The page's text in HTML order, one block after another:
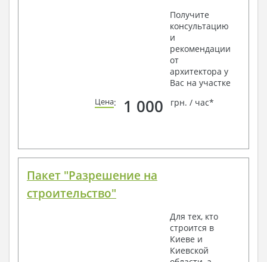
Получите
консультацию
и
рекомендации
от
архитектора у
Вас на участке
Цена: 1 000 грн. / час*
Пакет "Разрешение на
строительство"
Для тех, кто
строится в
Киеве и
Киевской